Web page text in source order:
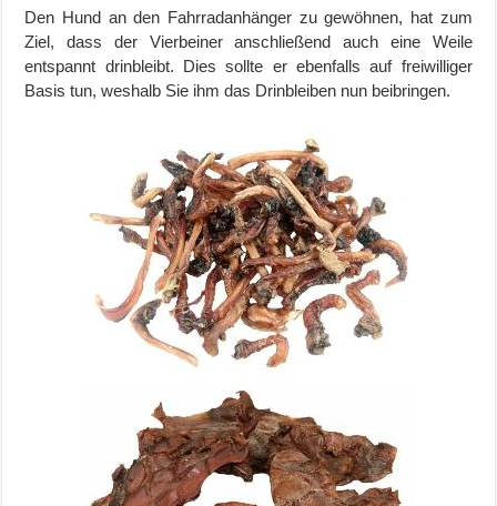
Den Hund an den Fahrradanhänger zu gewöhnen, hat zum
Ziel, dass der Vierbeiner anschließend auch eine Weile
entspannt drinbleibt. Dies sollte er ebenfalls auf freiwilliger
Basis tun, weshalb Sie ihm das Drinbleiben nun beibringen.